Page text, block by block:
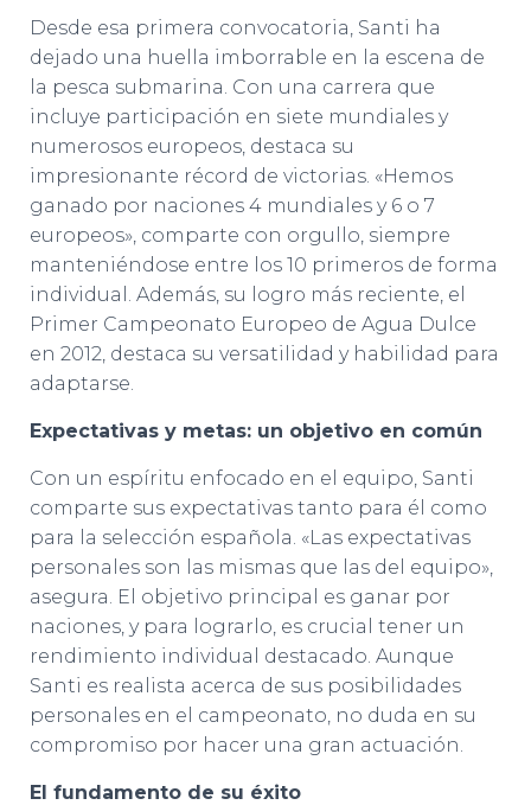
Desde esa primera convocatoria, Santi ha
dejado una huella imborrable en la escena de
la pesca submarina. Con una carrera que
incluye participación en siete mundiales y
numerosos europeos, destaca su
impresionante récord de victorias. «Hemos
ganado por naciones 4 mundiales y 6 o 7
europeos», comparte con orgullo, siempre
manteniéndose entre los 10 primeros de forma
individual. Además, su logro más reciente, el
Primer Campeonato Europeo de Agua Dulce
en 2012, destaca su versatilidad y habilidad para
adaptarse.
Expectativas y metas: un objetivo en común
Con un espíritu enfocado en el equipo, Santi
comparte sus expectativas tanto para él como
para la selección española. «Las expectativas
personales son las mismas que las del equipo»,
asegura. El objetivo principal es ganar por
naciones, y para lograrlo, es crucial tener un
rendimiento individual destacado. Aunque
Santi es realista acerca de sus posibilidades
personales en el campeonato, no duda en su
compromiso por hacer una gran actuación.
El fundamento de su éxito